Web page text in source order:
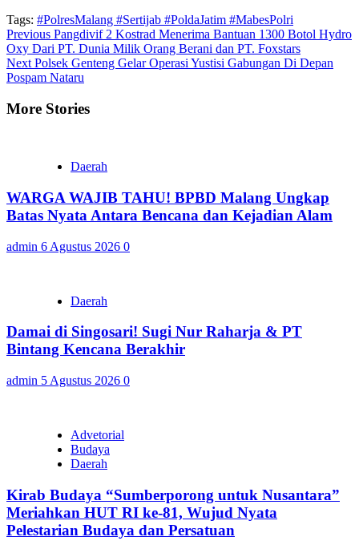
Tags: #PolresMalang #Sertijab #PoldaJatim #MabesPolri
Continue
Reading
Previous Pangdivif 2 Kostrad Menerima Bantuan 1300 Botol Hydro
Oxy Dari PT. Dunia Milik Orang Berani dan PT. Foxstars
Next Polsek Genteng Gelar Operasi Yustisi Gabungan Di Depan
Pospam Nataru
More Stories
Daerah
WARGA WAJIB TAHU! BPBD Malang Ungkap
Batas Nyata Antara Bencana dan Kejadian Alam
admin 6 Agustus 2026 0
Daerah
Damai di Singosari! Sugi Nur Raharja & PT
Bintang Kencana Berakhir
admin 5 Agustus 2026 0
Advetorial
Budaya
Daerah
Kirab Budaya “Sumberporong untuk Nusantara”
Meriahkan HUT RI ke-81, Wujud Nyata
Pelestarian Budaya dan Persatuan